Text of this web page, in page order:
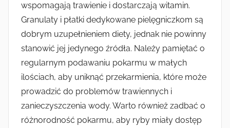
wspomagają trawienie i dostarczają witamin.
Granulaty i płatki dedykowane pielęgniczkom są
dobrym uzupełnieniem diety, jednak nie powinny
stanowić jej jedynego źródła. Należy pamiętać o
regularnym podawaniu pokarmu w małych
ilościach, aby uniknąć przekarmienia, które może
prowadzić do problemów trawiennych i
zanieczyszczenia wody. Warto również zadbać o
różnorodność pokarmu, aby ryby miały dostęp